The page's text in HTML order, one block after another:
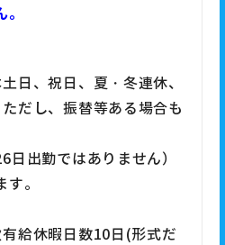
日、祝日、夏・冬連休、
し、振替等ある場合も
出勤ではありません）
。
有給休暇日数10日(形式だ